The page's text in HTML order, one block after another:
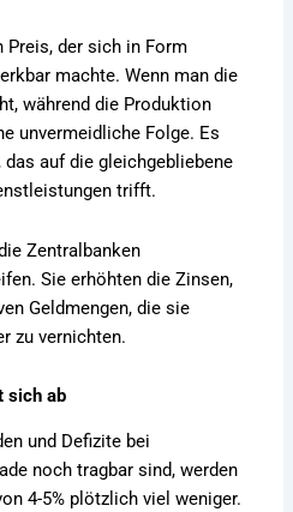
Preis, der sich in Form
machte. Wenn man die
während die Produktion
unvermeidliche Folge. Es
auf die gleichgebliebene
trifft.
Zentralbanken
Sie erhöhten die Zinsen,
Geldmengen, die sie
zu vernichten.
sich ab
und Defizite bei
noch tragbar sind, werden
4-5% plötzlich viel weniger.